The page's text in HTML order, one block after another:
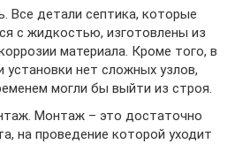
Все детали септика, которые
с жидкостью, изготовлены из
материала. Кроме того, в
установки нет сложных узлов,
могли бы выйти из строя.
Монтаж – это достаточно
на проведение которой уходит